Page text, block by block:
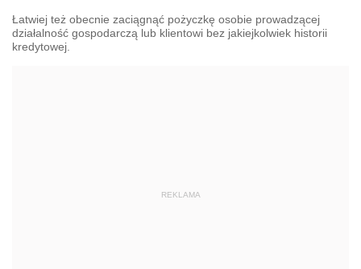
Łatwiej też obecnie zaciągnąć pożyczkę osobie prowadzącej
działalność gospodarczą lub klientowi bez jakiejkolwiek historii
kredytowej.